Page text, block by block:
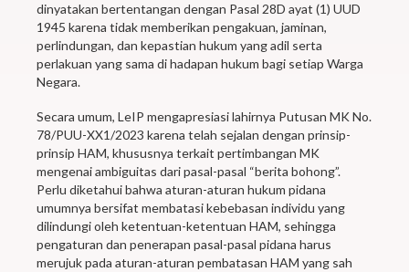
dinyatakan bertentangan dengan Pasal 28D ayat (1) UUD
1945 karena tidak memberikan pengakuan, jaminan,
perlindungan, dan kepastian hukum yang adil serta
perlakuan yang sama di hadapan hukum bagi setiap Warga
Negara.
Secara umum, LeIP mengapresiasi lahirnya Putusan MK No.
78/PUU-XX1/2023 karena telah sejalan dengan prinsip-
prinsip HAM, khususnya terkait pertimbangan MK
mengenai ambiguitas dari pasal-pasal “berita bohong”.
Perlu diketahui bahwa aturan-aturan hukum pidana
umumnya bersifat membatasi kebebasan individu yang
dilindungi oleh ketentuan-ketentuan HAM, sehingga
pengaturan dan penerapan pasal-pasal pidana harus
merujuk pada aturan-aturan pembatasan HAM yang sah